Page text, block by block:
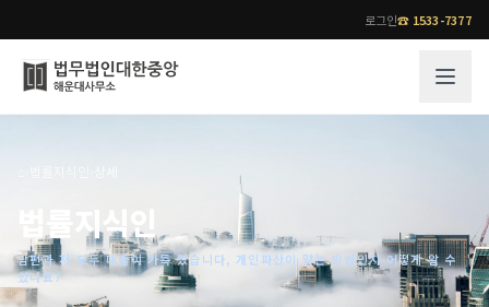
로그인☎ 1533-7377
오시는 길
통합검색
기업 인사이트
사례분석/최신동향
법률정보
법률지식인
남편과 저 모두 대출이 가득 찼습니다, 개인파산이 맞는 방법인지 어떻게 알 수
있나요?